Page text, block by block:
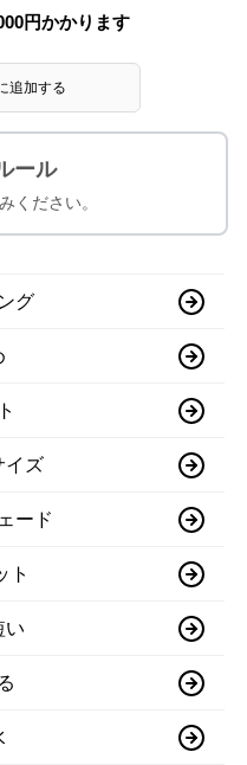
円かかります
追加する
ール
ください。
グ
イズ
ード
ト
い